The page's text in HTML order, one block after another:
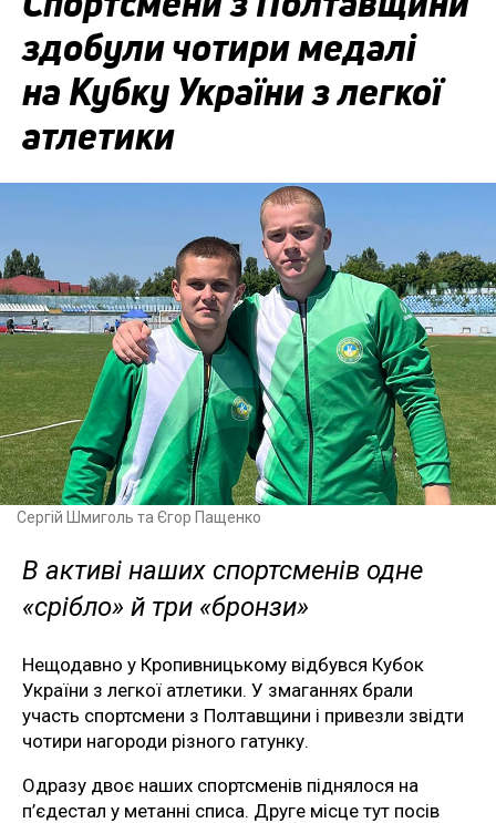
здобули чотири медалі
на Кубку України з легкої
атлетики
Сергій Шмиголь та Єгор Пащенко
В активі наших спортсменів одне
«срібло» й три «бронзи»
Нещодавно у Кропивницькому відбувся Кубок
України з легкої атлетики. У змаганнях брали
участь спортсмени з Полтавщини і привезли звідти
чотири нагороди різного гатунку.
Одразу двоє наших спортсменів піднялося на
п’єдестал у метанні списа. Друге місце тут посів